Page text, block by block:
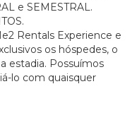
e SEMESTRAL.
Rentals Experience e
os hóspedes, o
estadia. Possuímos
lo com quaisquer